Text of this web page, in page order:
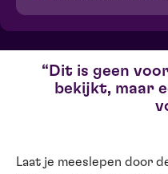
Dit is geen
bekijkt, maar
Laat je meeslepen door